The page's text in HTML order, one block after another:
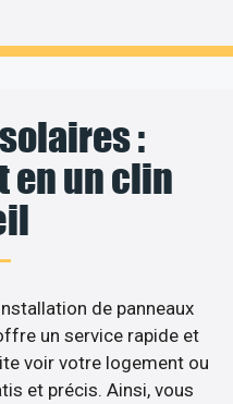
:
en un clin
de panneaux
un service rapide et
voir votre logement ou
et précis. Ainsi, vous